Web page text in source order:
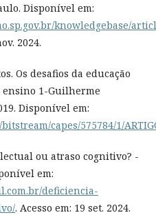
Disponível em:
knowledgebase/
2024.
Os desafios da educação
1-Guilherme
Disponível em:
capes/575784/1/
ou atraso cognitivo? -
em:
deficiencia-
. Acesso em: 19 set. 2024.